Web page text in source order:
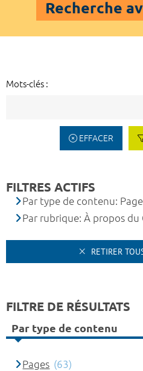
Recherche
Mots-clés :
EFFACER
FILTRES ACTIFS
Par type de contenu:
Par rubrique: À propos du
RETIRER
FILTRE DE RÉSULTATS
Par type de contenu
Pages (63)